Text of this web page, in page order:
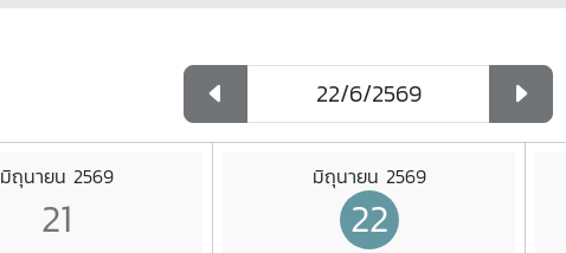
มิถุนายน 2569
21
มิถุนายน 2569
22